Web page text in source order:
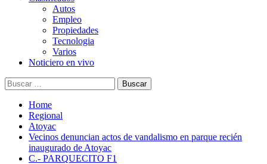
Autos
Empleo
Propiedades
Tecnologia
Varios
Noticiero en vivo
Buscar:
Home
Regional
Atoyac
Vecinos denuncian actos de vandalismo en parque recién
inaugurado de Atoyac
C.- PARQUECITO F1